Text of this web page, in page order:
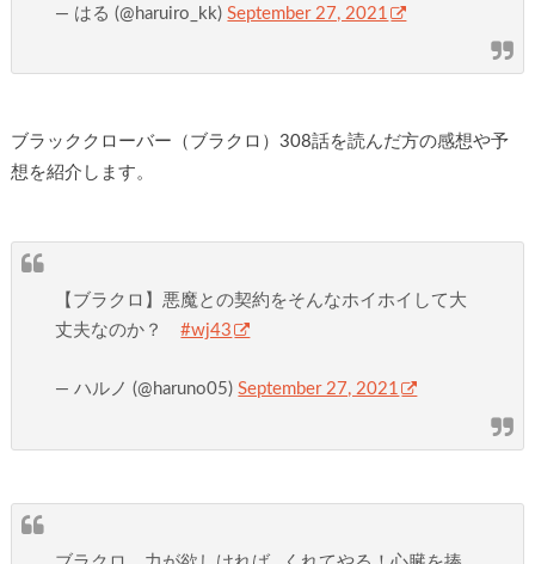
— はる (@haruiro_kk)September 27, 2021
ブラッククローバー（ブラクロ）308話を読んだ方の感想や予
想を紹介します。
【ブラクロ】悪魔との契約をそんなホイホイして大
丈夫なのか？#wj43
— ハルノ (@haruno05)September 27, 2021